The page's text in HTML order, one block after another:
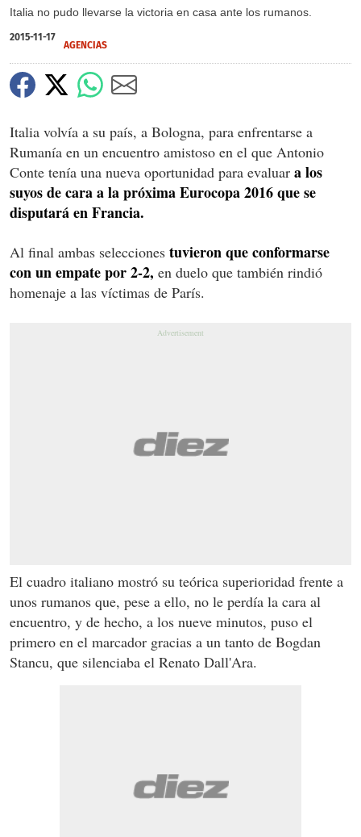
Italia no pudo llevarse la victoria en casa ante los rumanos.
2015-11-17
AGENCIAS
Italia volvía a su país, a Bologna, para enfrentarse a
Rumanía en un encuentro amistoso en el que Antonio
Conte tenía una nueva oportunidad para evaluar a los
suyos de cara a la próxima Eurocopa 2016 que se
disputará en Francia.
Al final ambas selecciones tuvieron que conformarse
con un empate por 2-2, en duelo que también rindió
homenaje a las víctimas de París.
El cuadro italiano mostró su teórica superioridad frente a
unos rumanos que, pese a ello, no le perdía la cara al
encuentro, y de hecho, a los nueve minutos, puso el
primero en el marcador gracias a un tanto de Bogdan
Stancu, que silenciaba el Renato Dall'Ara.